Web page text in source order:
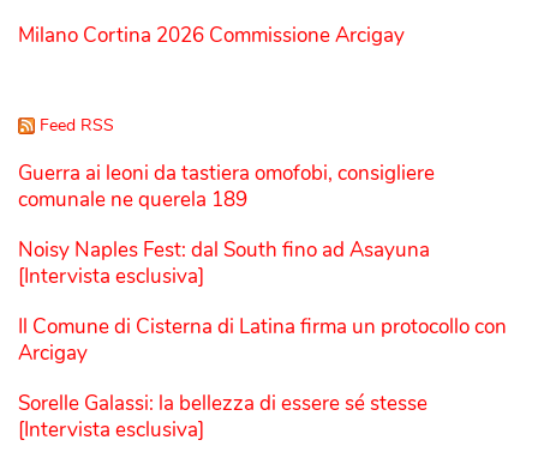
Milano Cortina 2026 Commissione Arcigay
Feed RSS
Guerra ai leoni da tastiera omofobi, consigliere
comunale ne querela 189
Noisy Naples Fest: dal South fino ad Asayuna
[Intervista esclusiva]
Il Comune di Cisterna di Latina firma un protocollo con
Arcigay
Sorelle Galassi: la bellezza di essere sé stesse
[Intervista esclusiva]